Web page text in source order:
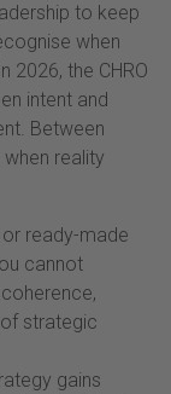
to keep
when
2026, the CHRO
intent and
Between
reality
ready-made
cannot
strategic
gains